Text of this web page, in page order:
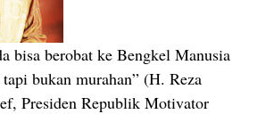
bisa berobat ke Bengkel Manusia
bukan murahan” (H. Reza
Presiden Republik Motivator